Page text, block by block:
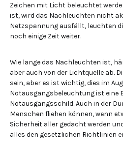
Zeichen mit Licht beleuchtet
ist, wird das Nachleuchten nicht
Netzspannung ausfällt, leuchten
noch einige Zeit weiter.
Wie lange das Nachleuchten ist,
aber auch von der Lichtquelle ab.
sein, aber es ist wichtig, dies im
Notausgangsbeleuchtung ist eine
Notausgangsschild. Auch in der
Menschen fliehen können, wenn
Sicherheit aller gedacht werden
alles den gesetzlichen Richtlinien